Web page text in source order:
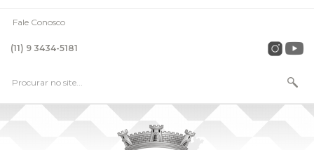
Fale Conosco
(11) 9 3434-5181